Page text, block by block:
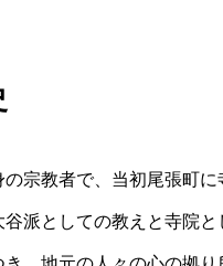
宗教者で、当初尾張町
派としての教えと寺院